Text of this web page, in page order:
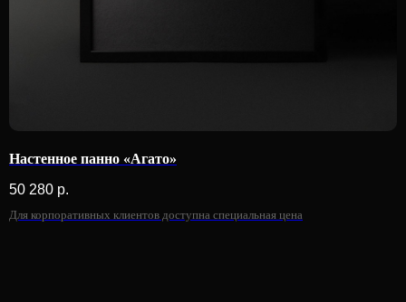
Настенное панно «Агато»
50 280 р.
Для корпоративных клиентов доступна специальная цена
Агато | Agato